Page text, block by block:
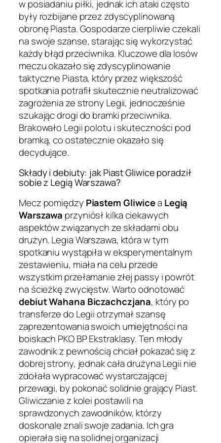
w posiadaniu piłki, jednak ich ataki często
były rozbijane przez zdyscyplinowaną
obronę Piasta. Gospodarze cierpliwie czekali
na swoje szanse, starając się wykorzystać
każdy błąd przeciwnika. Kluczowe dla losów
meczu okazało się zdyscyplinowanie
taktyczne Piasta, który przez większość
spotkania potrafił skutecznie neutralizować
zagrożenia ze strony Legii, jednocześnie
szukając drogi do bramki przeciwnika.
Brakowało Legii polotu i skuteczności pod
bramką, co ostatecznie okazało się
decydujące.
Składy i debiuty: jak Piast Gliwice poradził
sobie z Legią Warszawa?
Mecz pomiędzy Piastem Gliwicea Legią
Warszawa przyniósł kilka ciekawych
aspektów związanych ze składami obu
drużyn. Legia Warszawa, która w tym
spotkaniu wystąpiła w eksperymentalnym
zestawieniu, miała na celu przede
wszystkim przełamanie złej passy i powrót
na ścieżkę zwycięstw. Warto odnotować
debiut Wahana Biczachczjana, który po
transferze do Legii otrzymał szansę
zaprezentowania swoich umiejętności na
boiskach PKO BP Ekstraklasy. Ten młody
zawodnik z pewnością chciał pokazać się z
dobrej strony, jednak cała drużyna Legii nie
zdołała wypracować wystarczającej
przewagi, by pokonać solidnie grający Piast.
Gliwiczanie z kolei postawili na
sprawdzonych zawodników, którzy
doskonale znali swoje zadania. Ich gra
opierała się na solidnej organizacji